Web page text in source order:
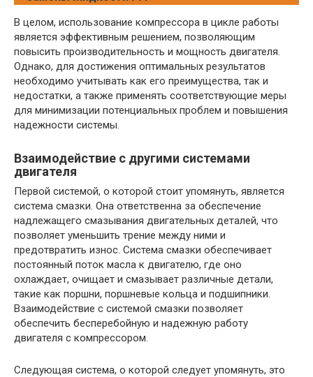
В целом, использование компрессора в цикле работы
является эффективным решением, позволяющим
повысить производительность и мощность двигателя.
Однако, для достижения оптимальных результатов
необходимо учитывать как его преимущества, так и
недостатки, а также применять соответствующие меры
для минимизации потенциальных проблем и повышения
надежности системы.
Взаимодействие с другими системами
двигателя
Первой системой, о которой стоит упомянуть, является
система смазки. Она ответственна за обеспечение
надлежащего смазывания двигательных деталей, что
позволяет уменьшить трение между ними и
предотвратить износ. Система смазки обеспечивает
постоянный поток масла к двигателю, где оно
охлаждает, очищает и смазывает различные детали,
такие как поршни, поршневые кольца и подшипники.
Взаимодействие с системой смазки позволяет
обеспечить бесперебойную и надежную работу
двигателя с компрессором.
Следующая система, о которой следует упомянуть, это